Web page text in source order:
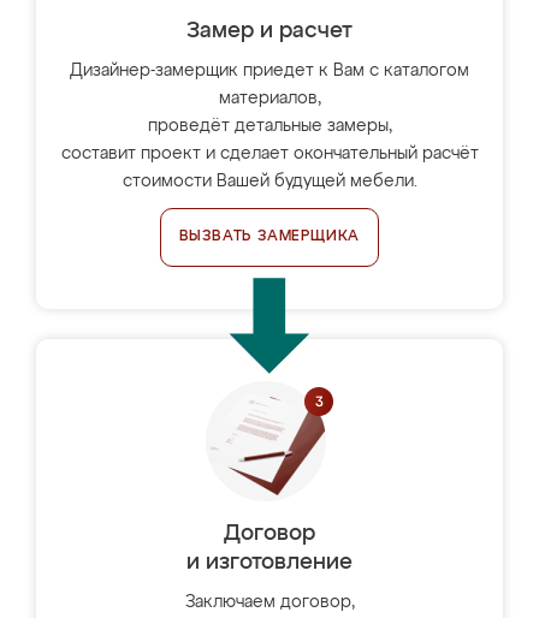
Замер и расчет
Дизайнер-замерщик приедет к Вам с каталогом
материалов,
проведёт детальные замеры,
составит проект и сделает окончательный расчёт
стоимости Вашей будущей мебели.
ВЫЗВАТЬ ЗАМЕРЩИКА
Договор
и изготовление
Заключаем договор,